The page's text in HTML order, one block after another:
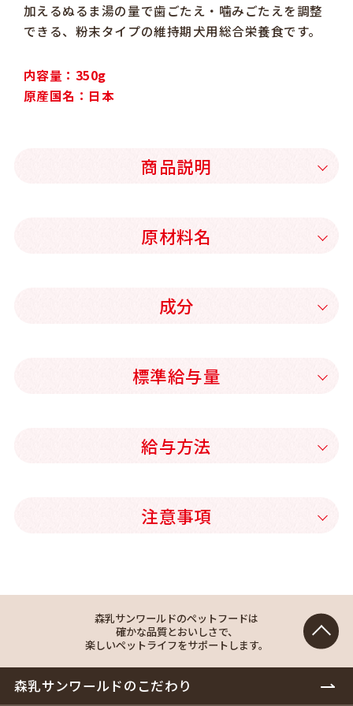
加えるぬるま湯の量で歯ごたえ・噛みごたえを調整
できる、粉末タイプの維持期犬用総合栄養食です。
内容量：350g
原産国名：日本
商品説明
原材料名
成分
標準給与量
給与方法
注意事項
森乳サンワールドのペットフードは
確かな品質とおいしさで、
楽しいペットライフをサポートします。
森乳サンワールドのこだわり